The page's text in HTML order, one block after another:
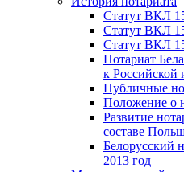
Статут ВКЛ
Статут ВКЛ
Статут ВКЛ
Нотариат
к Российской
Публичные
Положение о
Развитие
составе
Белорусский
2013 год